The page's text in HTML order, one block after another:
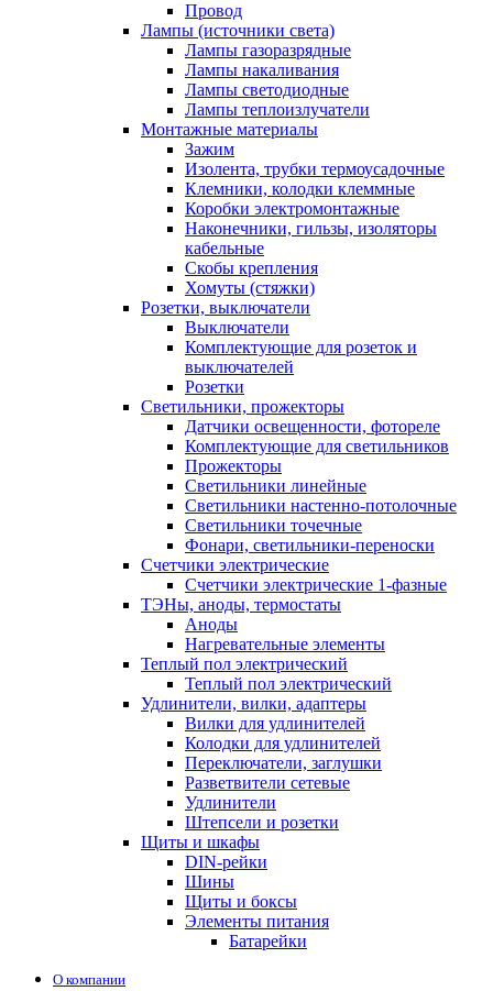
Провод
Лампы (источники света)
Лампы газоразрядные
Лампы накаливания
Лампы светодиодные
Лампы теплоизлучатели
Монтажные материалы
Зажим
Изолента, трубки термоусадочные
Клемники, колодки клеммные
Коробки электромонтажные
Наконечники, гильзы, изоляторы
кабельные
Скобы крепления
Хомуты (стяжки)
Розетки, выключатели
Выключатели
Комплектующие для розеток и
выключателей
Розетки
Светильники, прожекторы
Датчики освещенности, фотореле
Комплектующие для светильников
Прожекторы
Светильники линейные
Светильники настенно-потолочные
Светильники точечные
Фонари, светильники-переноски
Счетчики электрические
Счетчики электрические 1-фазные
ТЭНы, аноды, термостаты
Аноды
Нагревательные элементы
Теплый пол электрический
Теплый пол электрический
Удлинители, вилки, адаптеры
Вилки для удлинителей
Колодки для удлинителей
Переключатели, заглушки
Разветвители сетевые
Удлинители
Штепсели и розетки
Щиты и шкафы
DIN-рейки
Шины
Щиты и боксы
Элементы питания
Батарейки
О компании